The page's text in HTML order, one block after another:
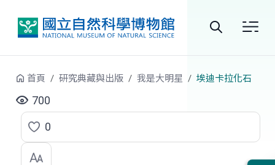
站
尋
首頁 研究典藏與出版 我是大明星 埃迪卡拉化石
700
點
選
0